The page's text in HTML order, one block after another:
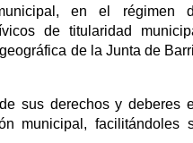
en el régimen
de titularidad
de la Junta de
sus derechos y deberes
municipal, facilitándoles